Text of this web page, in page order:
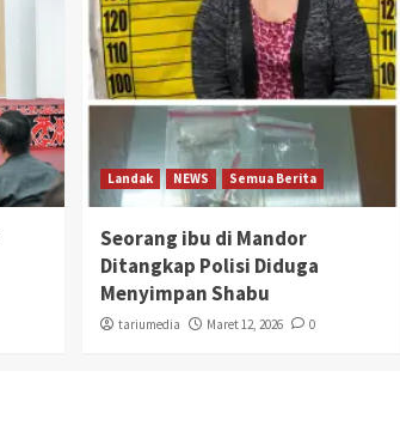
Landak NEWS Semua Berita
Seorang ibu di Mandor
Ditangkap Polisi Diduga
Menyimpan Shabu
tariumedia Maret 12, 2026 0